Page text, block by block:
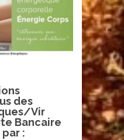
des
Vir
Bancaire
: